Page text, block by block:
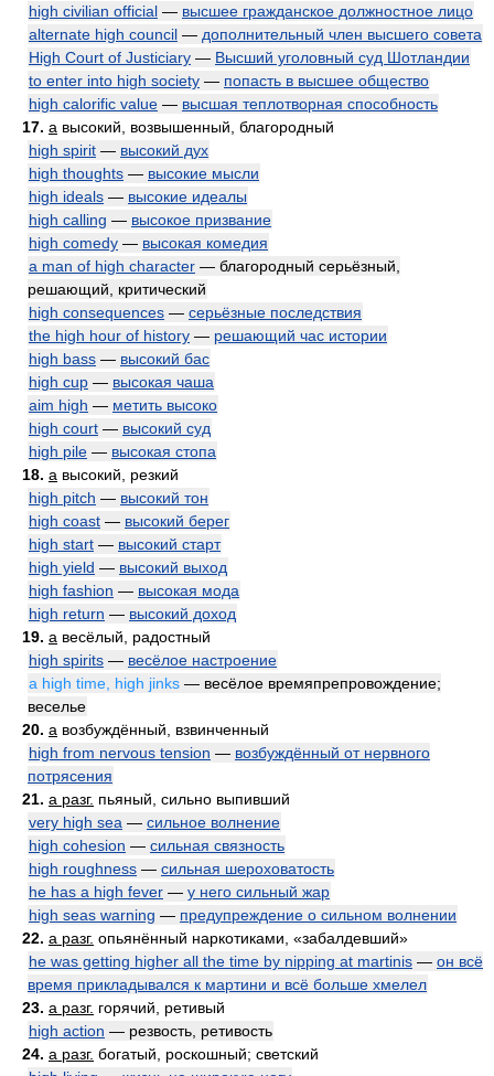
high civilian official — высшее гражданское должностное лицо
alternate high council — дополнительный член высшего совета
High Court of Justiciary — Высший уголовный суд Шотландии
to enter into high society — попасть в высшее общество
high calorific value — высшая теплотворная способность
17. a высокий, возвышенный, благородный
high spirit — высокий дух
high thoughts — высокие мысли
high ideals — высокие идеалы
high calling — высокое призвание
high comedy — высокая комедия
a man of high character — благородный серьёзный,
решающий, критический
high consequences — серьёзные последствия
the high hour of history — решающий час истории
high bass — высокий бас
high cup — высокая чаша
aim high — метить высоко
high court — высокий суд
high pile — высокая стопа
18. a высокий, резкий
high pitch — высокий тон
high coast — высокий берег
high start — высокий старт
high yield — высокий выход
high fashion — высокая мода
high return — высокий доход
19. a весёлый, радостный
high spirits — весёлое настроение
a high time, high jinks — весёлое времяпрепровождение;
веселье
20. a возбуждённый, взвинченный
high from nervous tension — возбуждённый от нервного
потрясения
21. a разг. пьяный, сильно выпивший
very high sea — сильное волнение
high cohesion — сильная связность
high roughness — сильная шероховатость
he has a high fever — у него сильный жар
high seas warning — предупреждение о сильном волнении
22. a разг. опьянённый наркотиками, «забалдевший»
he was getting higher all the time by nipping at martinis — он всё
время прикладывался к мартини и всё больше хмелел
23. a разг. горячий, ретивый
high action — резвость, ретивость
24. a разг. богатый, роскошный; светский